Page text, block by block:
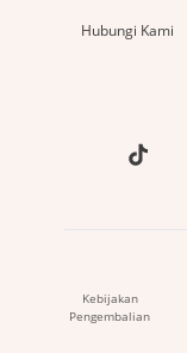
Hubungi Kami
Kebijakan
Pengembalian